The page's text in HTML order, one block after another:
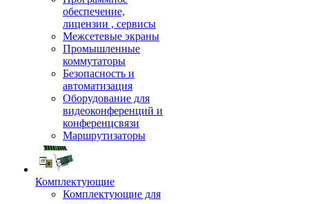
обеспечение,
лицензии , сервисы
Межсетевые экраны
Промышленные
коммутаторы
Безопасность и
автоматизация
Оборудование для
видеоконференций и
конференцсвязи
Маршрутизаторы
Комплектующие
Комплектующие для